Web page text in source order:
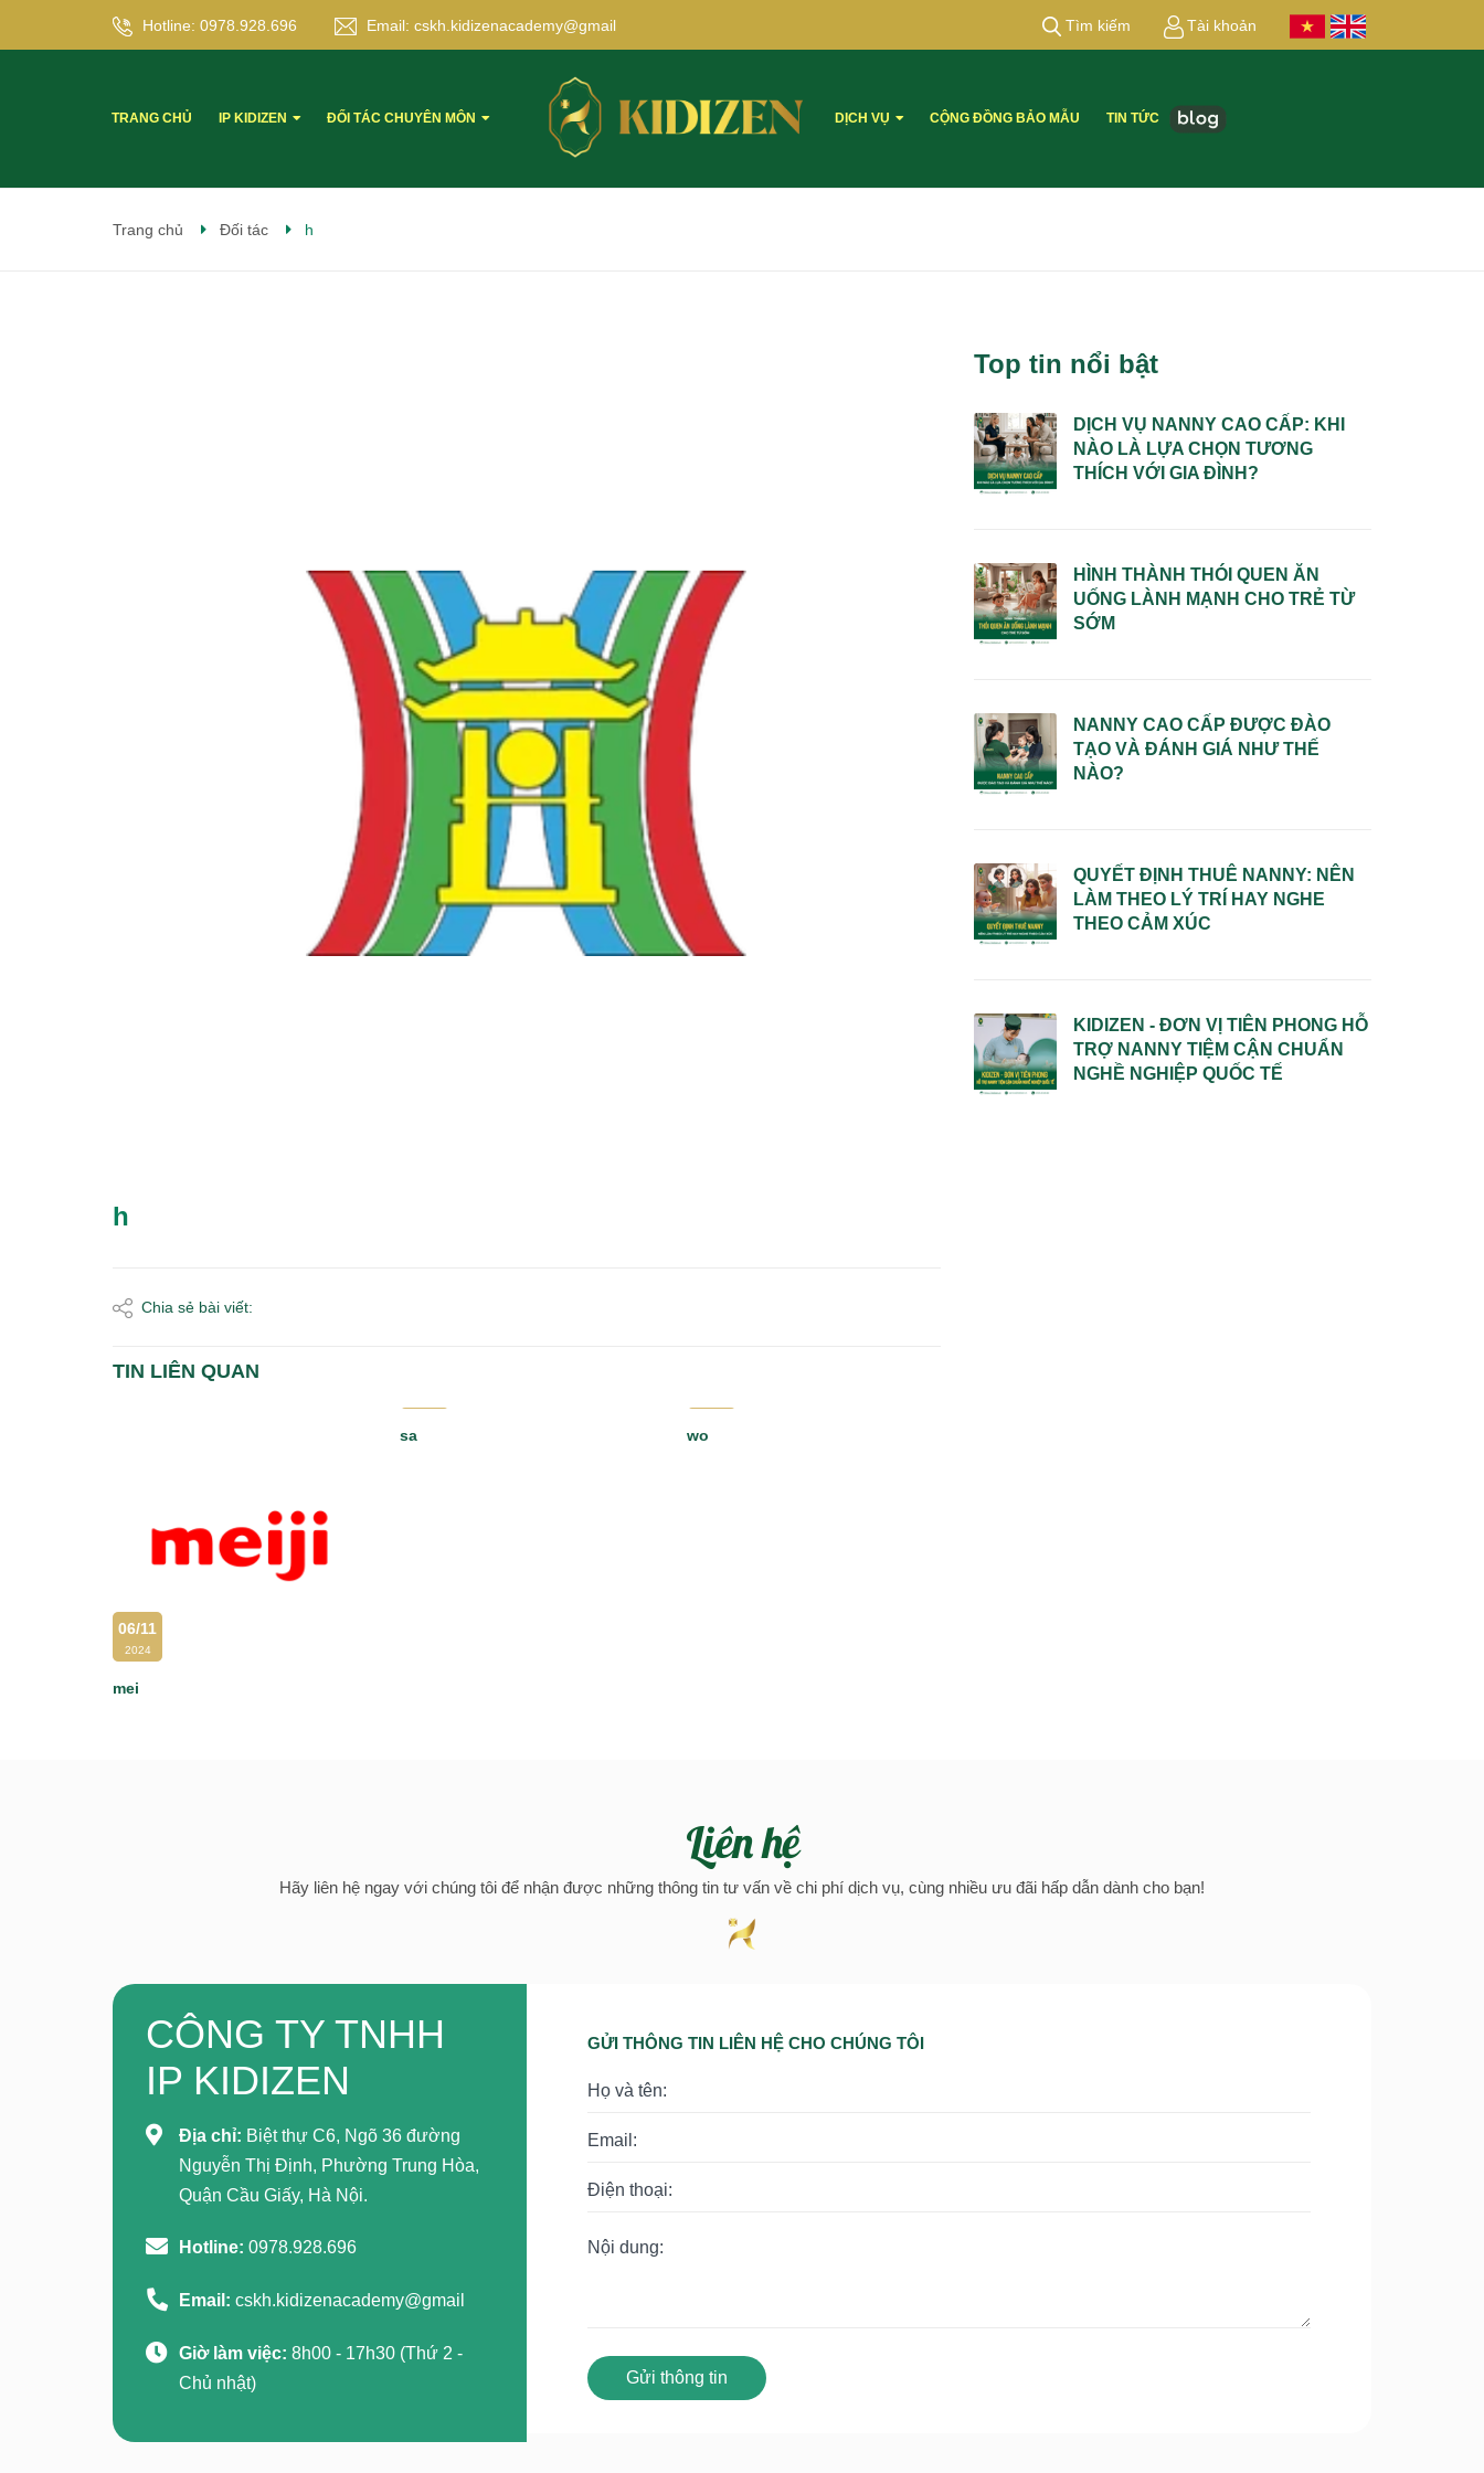
Hotline: 0978.928.696 Email: cskh.kidizenacademy@gmail Tìm kiếm Tài khoản
TRANG CHỦ IP KIDIZEN ĐỐI TÁC CHUYÊN MÔN DỊCH VỤ CỘNG ĐỒNG BẢO MẪU TIN TỨC
Trang chủ Đối tác h
h
Chia sẻ bài viết:
TIN LIÊN QUAN
06/11
2024
mei
Top tin nổi bật
DỊCH VỤ NANNY CAO CẤP: KHI
NÀO LÀ LỰA CHỌN TƯƠNG
THÍCH VỚI GIA ĐÌNH?
HÌNH THÀNH THÓI QUEN ĂN
UỐNG LÀNH MẠNH CHO TRẺ TỪ
SỚM
NANNY CAO CẤP ĐƯỢC ĐÀO
TẠO VÀ ĐÁNH GIÁ NHƯ THẾ
NÀO?
QUYẾT ĐỊNH THUÊ NANNY: NÊN
LÀM THEO LÝ TRÍ HAY NGHE
THEO CẢM XÚC
KIDIZEN - ĐƠN VỊ TIÊN PHONG HỖ
TRỢ NANNY TIỆM CẬN CHUẨN
NGHỀ NGHIỆP QUỐC TẾ
Liên hệ
Hãy liên hệ ngay với chúng tôi để nhận được những thông tin tư vấn về chi phí dịch vụ, cùng nhiều ưu đãi hấp dẫn dành cho bạn!
CÔNG TY TNHH
IP KIDIZEN
Địa chỉ: Biệt thự C6, Ngõ 36 đường
Nguyễn Thị Định, Phường Trung Hòa,
Quận Cầu Giấy, Hà Nội.
Hotline: 0978.928.696
Email: cskh.kidizenacademy@gmail
Giờ làm việc: 8h00 - 17h30 (Thứ 2 -
Chủ nhật)
GỬI THÔNG TIN LIÊN HỆ CHO CHÚNG TÔI
Gửi thông tin